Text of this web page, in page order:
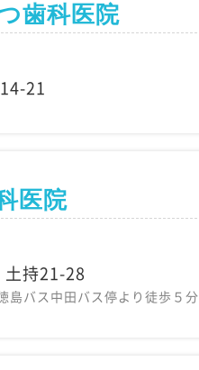
歯科医院
21
医院
土持21-28
島バス中田バス停より徒歩５分